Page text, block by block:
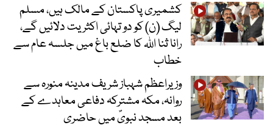
کشمیری پاکستان کے مالک ہیں، مسلم
لیگ (ن) کو دو تہائی اکثریت دلائیں گے،
رانا ثنا اللہ کا ضلع باغ میں جلسہ عام سے
خطاب
وزیراعظم شہباز شریف مدینہ منورہ سے
روانہ، مکہ مشترکہ دفاعی معاہدے کے
بعد مسجد نبویؐ میں حاضری